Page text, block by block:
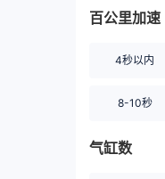
百公里加速
4秒以内
8-10秒
气缸数